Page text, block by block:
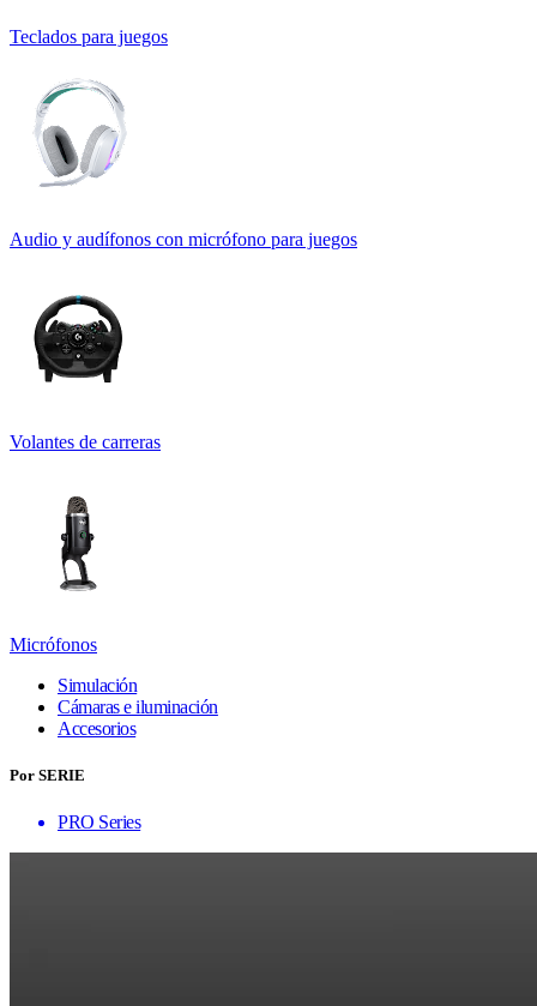
Teclados para juegos
Audio y audífonos con micrófono para juegos
Volantes de carreras
Micrófonos
Simulación
Cámaras e iluminación
Accesorios
Por SERIE
PRO Series